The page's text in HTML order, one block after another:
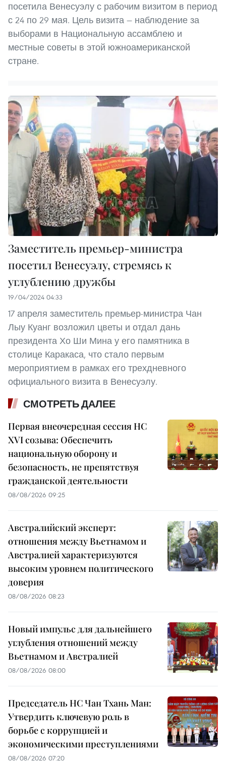
посетила Венесуэлу с рабочим визитом в период
с 24 по 29 мая. Цель визита — наблюдение за
выборами в Национальную ассамблею и
местные советы в этой южноамериканской
стране.
Заместитель премьер-министра
посетил Венесуэлу, стремясь к
углублению дружбы
19/04/2024 04:33
17 апреля заместитель премьер-министра Чан
Лыу Куанг возложил цветы и отдал дань
президента Хо Ши Мина у его памятника в
столице Каракаса, что стало первым
мероприятием в рамках его трехдневного
официального визита в Венесуэлу.
СМОТРЕТЬ ДАЛЕЕ
Первая внеочередная сессия НС
XVI созыва: Обеспечить
национальную оборону и
безопасность, не препятствуя
гражданской деятельности
08/08/2026 09:25
Австралийский эксперт:
отношения между Вьетнамом и
Австралией характеризуются
высоким уровнем политического
доверия
08/08/2026 08:23
Новый импульс для дальнейшего
углубления отношений между
Вьетнамом и Австралией
08/08/2026 08:00
Председатель НС Чан Тхань Ман:
Утвердить ключевую роль в
борьбе с коррупцией и
экономическими преступлениями
08/08/2026 07:20